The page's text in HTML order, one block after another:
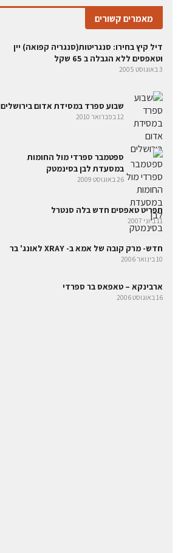
מאמרים קשורים
דיל קיץ בחירו: סנגריטות(סנגריה קפואה) יין
וטאפסים ללא הגבלה ב 65 שקל
3 באוגוסט 2005
שבוע ספרד במסידת אדום בירושלים
12 בפברואר 2010
ספטמבר ספרדי מול החומות
במסעדת לבן בסינמטק
26 באוגוסט 2009
תפריט טאפסים חדש בלה סנטרל
11 ביוני 2007
חדש- מרק קובה של אמא ב- XRAY לאונג' בר
10 בינואר 2006
ארבינקא – טאפאס בר ספרדי
16 באוגוסט 2006